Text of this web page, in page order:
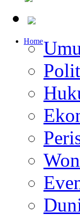
Home